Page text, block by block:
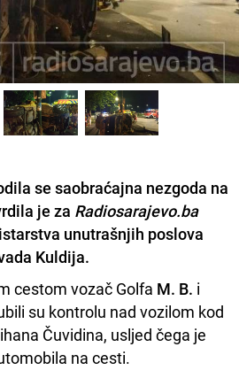
se saobraćajna nezgoda na
je za Radiosarajevo.ba
unutrašnjih poslova
Kuldija.
cestom vozač Golfa M. B. i
su kontrolu nad vozilom kod
Čuvidina, usljed čega je
na cesti.